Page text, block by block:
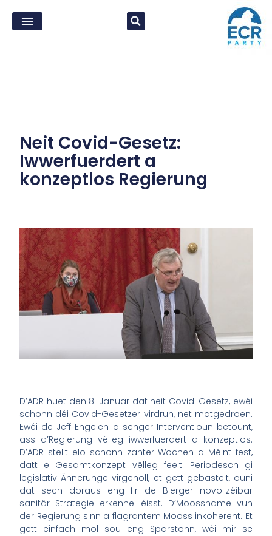
Neit Covid-Gesetz:
Iwwerfuerdert a
konzeptlos Regierung
D’ADR huet den 8. Januar dat neit Covid-Gesetz, ewéi
schonn déi Covid-Gesetzer virdrun, net matgedroen.
Ewéi de Jeff Engelen a senger Interventioun betount,
ass d’Regierung vëlleg iwwerfuerdert a konzeptlos.
D’ADR stellt elo schonn zanter Wochen a Méint fest,
datt e Gesamtkonzept vëlleg feelt. Periodesch gi
legislativ Ännerunge virgeholl, et gëtt gebastelt, ouni
dat sech doraus eng fir de Bierger novollzéibar
sanitär Strategie erkenne léisst. D’Moossname vun
der Regierung sinn a flagrantem Mooss inkoherent. Et
gëtt einfach mol sou eng Spärstonn, wéi mir se